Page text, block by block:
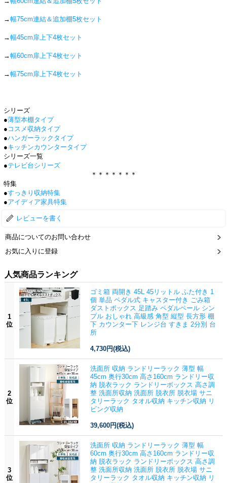
→幅75cm連結＆追加棚5枚セット
→幅45cm扉上下4枚セット
→幅60cm扉上下4枚セット
→幅75cm扉上下4枚セット
シリーズ
●薄型本棚タイプ
● コスメ収納タイプ
●ハンガーラックタイプ
●キッチンカウンタータイプ
シリーズ一覧
●テレビ台シリーズ
＊＊＊＊＊＊＊
特集
●すっきり収納特集
●アイディア家具特集
レビューを書く
商品についてのお問い合わせ
お気に入りに登録
人気商品ランキング
1
位
ゴミ箱 両開き 45L 45リットル ふた付き 1
個 単品 ペダル式 キャスター付き ごみ箱
ダストボックス 足踏み ペダルペール シン
プル おしゃれ 高級感 角型 縦型 長方形 棚
下 カウンター下 レンジ台 すきま 2分別 台
所
4,730円(税込)
2
位
洗面所 収納 ランドリーラック 薄型 幅
45cm 奥行30cm 高さ160cm ランドリー収
納 脱衣ラック ランドリーボックス 高さ調
整 洗面所収納 洗面所 脱衣所 脱衣場 サニ
タリーラック タオル収納 キッチン収納 リ
ビング収納
39,600円(税込)
3
位
洗面所 収納 ランドリーラック 薄型 幅
60cm 奥行30cm 高さ160cm ランドリー収
納 脱衣ラック ランドリーボックス 高さ調
整 洗面所収納 洗面所 脱衣所 脱衣場 サニ
タリーラック タオル収納 キッチン収納 リ